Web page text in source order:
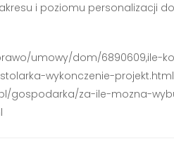
i poziomu personalizacji
umowy/dom/
wykonczenie-projekt.html
gospodarka/za-ile-mozna-